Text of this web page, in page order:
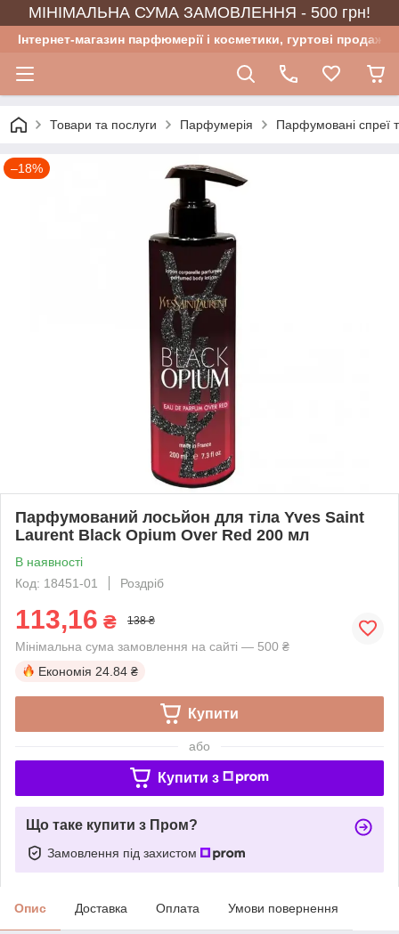
МІНІМАЛЬНА СУМА ЗАМОВЛЕННЯ - 500 грн!
Інтернет-магазин парфюмерії і косметики, гуртові продажі
Товари та послуги Парфумерія Парфумовані спреї
–18%
Парфумований лосьйон для тіла Yves Saint
Laurent Black Opium Over Red 200 мл
В наявності
Код: 18451-01
Роздріб
113,16 ₴ 138 ₴
Мінімальна сума замовлення на сайті — 500 ₴
Економія 24.84 ₴
Купити
або
Купити з
Що таке купити з Пром?
Замовлення під захистом
Опис Доставка Оплата Умови повернення